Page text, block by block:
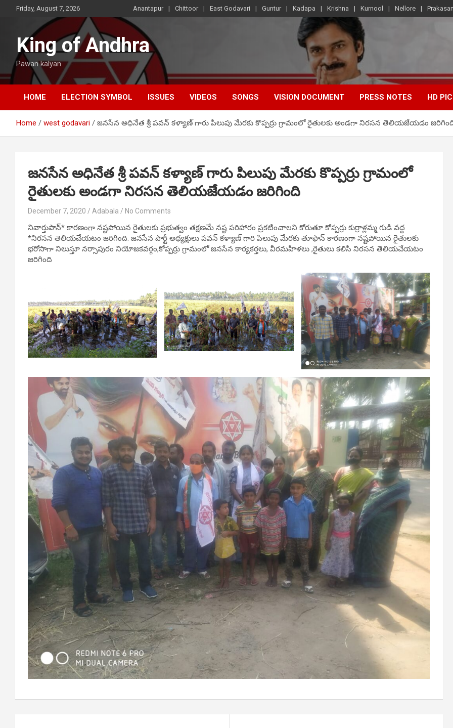
Friday, August 7, 2026 Anantapur Chittoor East Godavari Guntur Kadapa Krishna Kurnool Nellore
King of Andhra
Pawan kalyan
HOME ELECTION SYMBOL ISSUES VIDEOS SONGS VISION DOCUMENT PRESS NOTES HD
Home west godavari జనసేన అధినేత శ్రీ పవన్ కళ్యాణ్ గారు పిలుపు మేరకు కొప్పర్రు గ్రామంలో రైతులకు అండగా నిరసన తెలియజేయడం
జనసేన అధినేత శ్రీ పవన్ కళ్యాణ్ గారు పిలుపు మేరకు కొప్పర్రు గ్రామంలో
రైతులకు అండగా నిరసన తెలియజేయడం జరిగింది
December 7, 2020 Adabala No Comments
నివార్తుపాన్* కారణంగా నష్టపోయిన రైతులకు ప్రభుత్వం తక్షణమే నష్ట పరిహారం ప్రకటించాలని కోరుతూ కోప్పర్రు కుర్రాళ్లమ్మ గుడి వద్ద
*నిరసన తెలియచేయటం జరిగింది. జనసేన పార్టీ అధ్యక్షులు పవన్ కళ్యాణ్ గారి పిలుపు మేరకు తూఫాన్ కారణంగా నష్టపోయిన రైతులకు
భరోసాగా నిలుస్తూ నర్సాపురం నియోజకవర్గం,కోప్పర్రు గ్రామంలో జనసేన కార్యకర్తలు, వీరమహిళలు ,రైతులు కలిసి నిరసన తెలియచేయటం
జరిగింది